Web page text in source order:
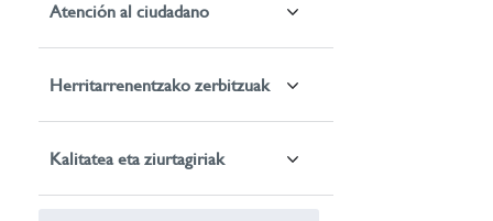
Atención al ciudadano
Herritarrenentzako zerbitzuak
Kalitatea eta ziurtagiriak